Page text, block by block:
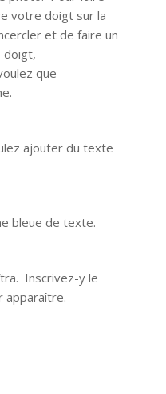
votre doigt sur la
et de faire un
doigt,
que
ajouter du texte
bleue de texte.
Inscrivez-y le
apparaître.